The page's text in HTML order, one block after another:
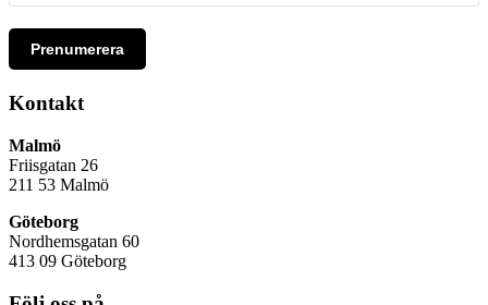
Prenumerera
Kontakt
Malmö
Friisgatan 26
211 53 Malmö
Göteborg
Nordhemsgatan 60
413 09 Göteborg